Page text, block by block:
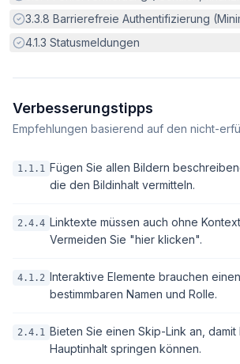
Erfüllt:
3.3.8 Barrierefreie Authentifizierung
Erfüllt:
4.1.3 Statusmeldungen
Verbesserungstipps
Empfehlungen basierend auf den nicht-
1.1.1 Fügen Sie allen Bildern
die den Bildinhalt vermitteln.
2.4.4 Linktexte müssen auch ohne
Vermeiden Sie "hier klicken".
4.1.2 Interaktive Elemente brauchen
bestimmbaren Namen und Rolle.
2.4.1 Bieten Sie einen Skip-Link an,
Hauptinhalt springen können.